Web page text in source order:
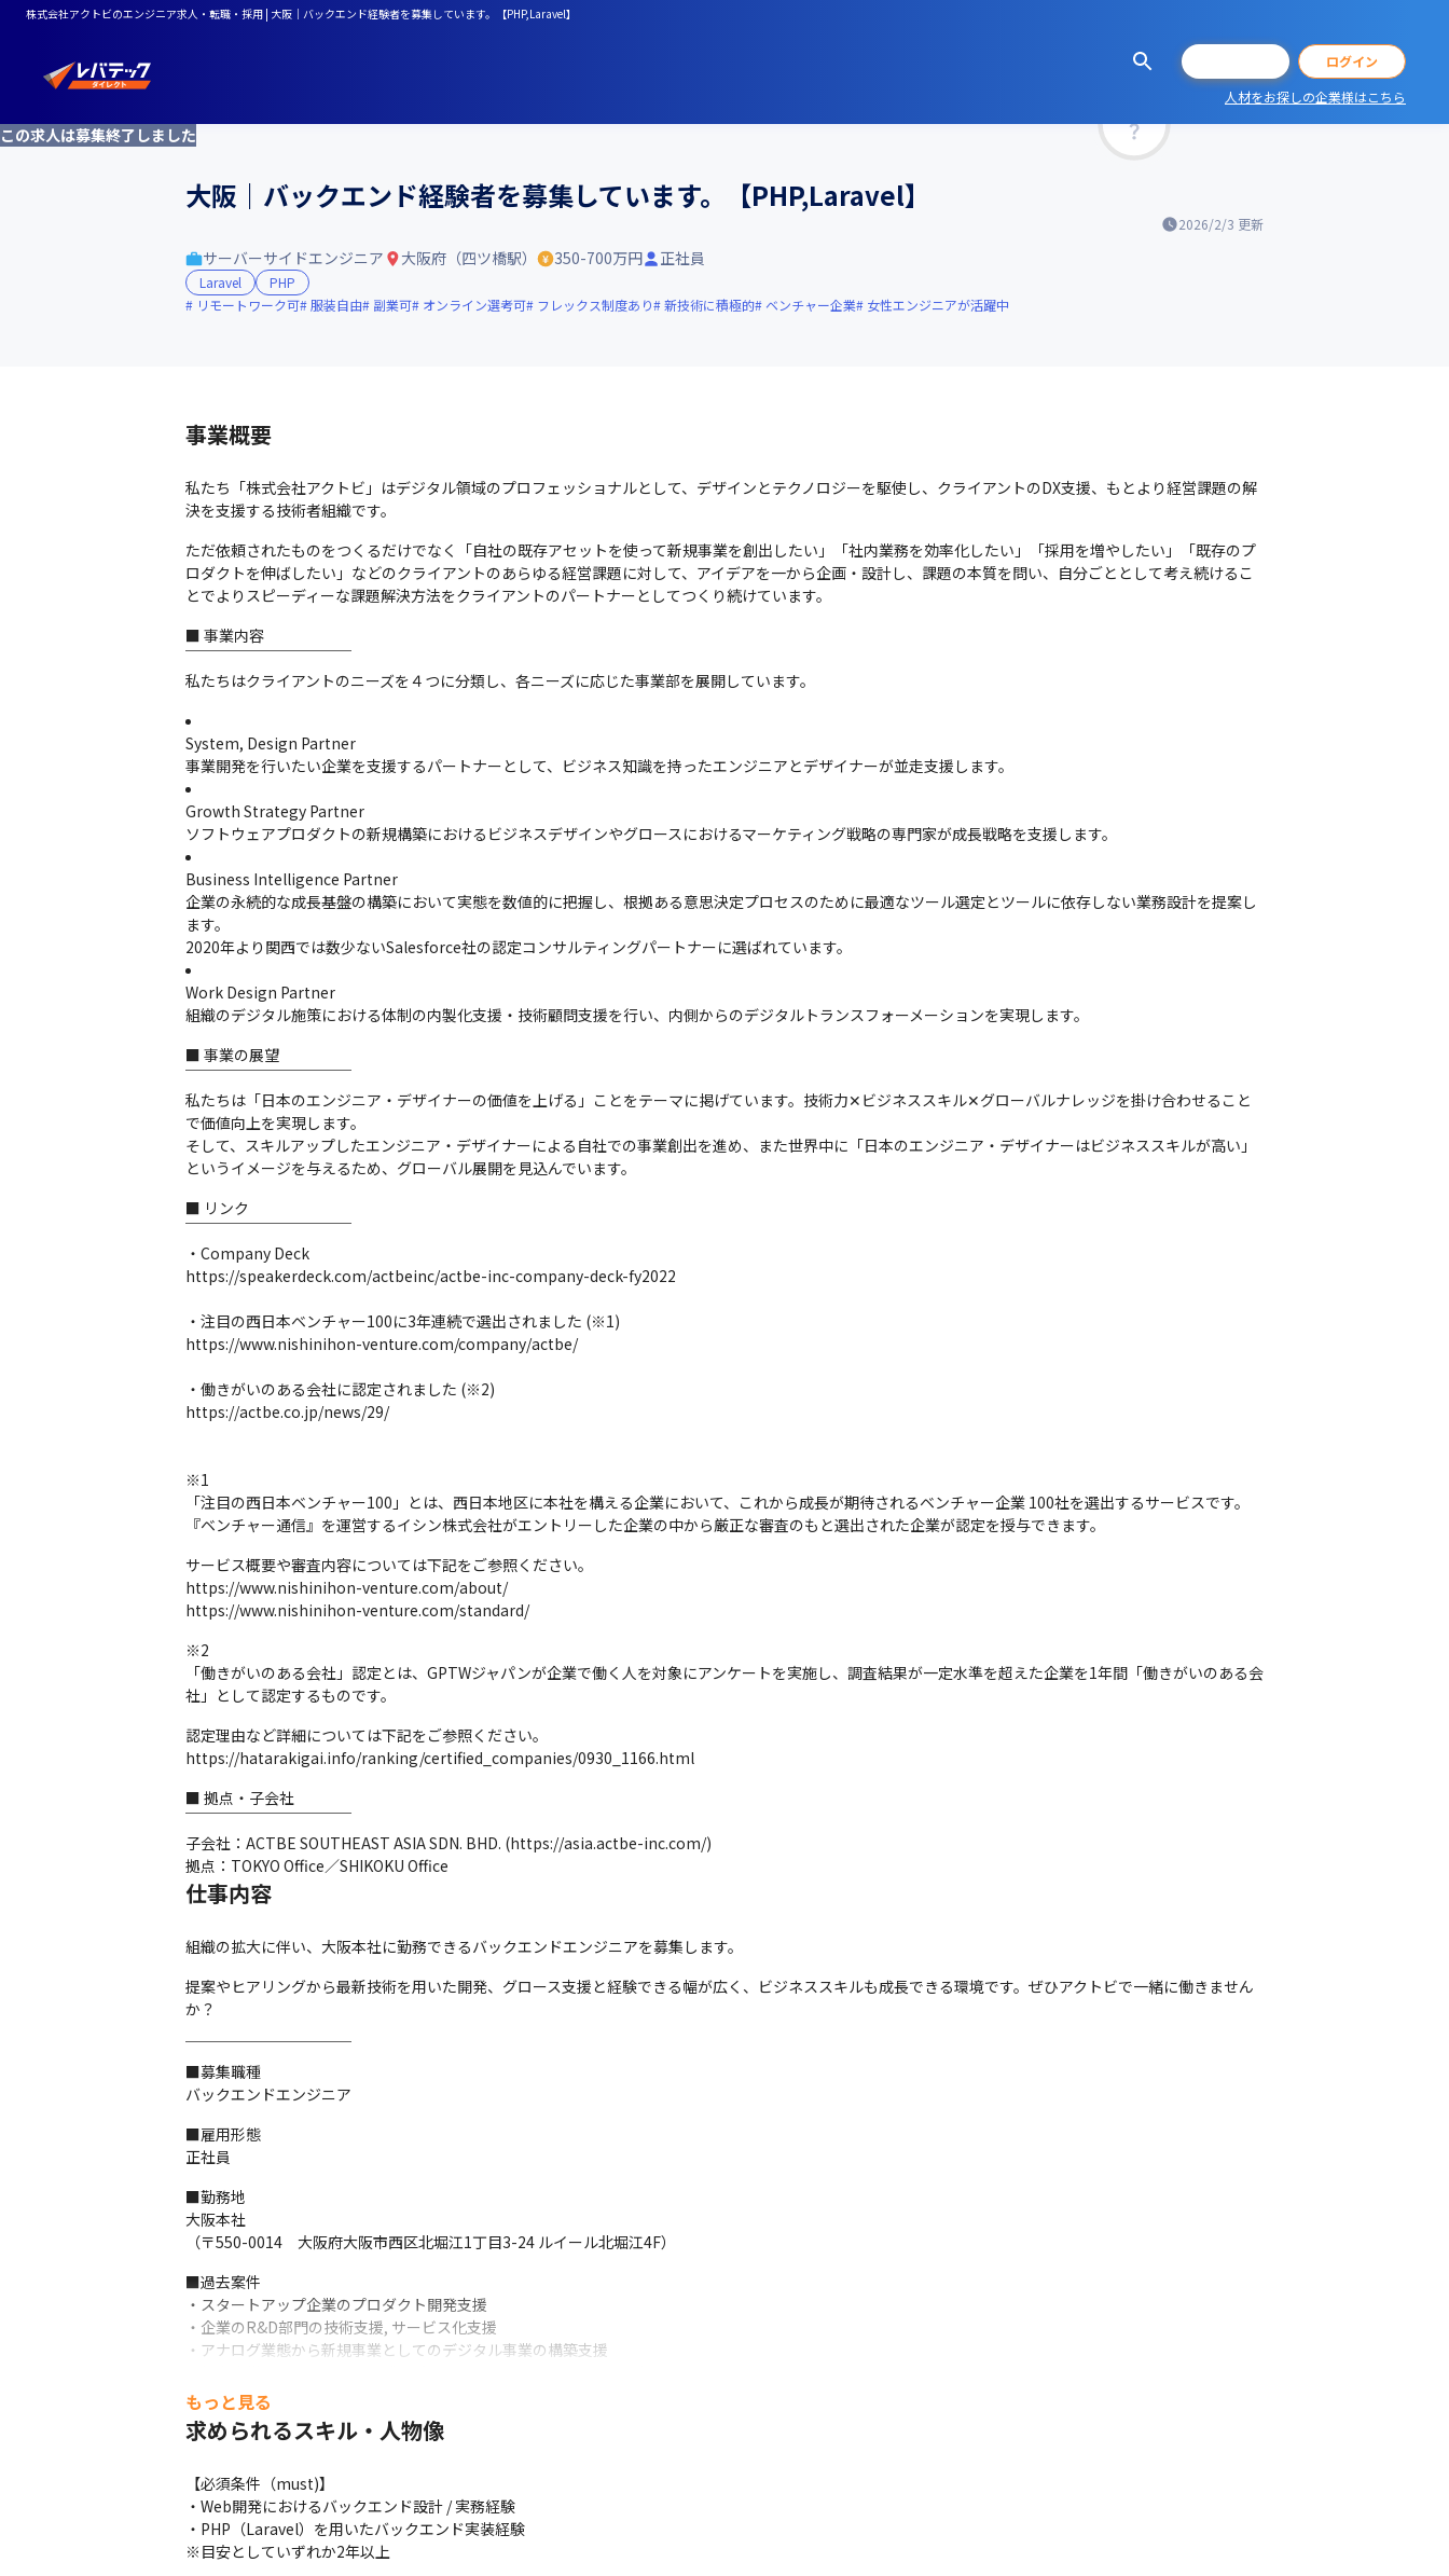
株式会社アクトビのエンジニア求人・転職・採用 | 大阪｜バックエンド経験者を募集しています。【PHP,Laravel】
ログイン
人材をお探しの企業様はこちら
この求人は募集終了しました
大阪｜バックエンド経験者を募集しています。【PHP,Laravel】
2026/2/3 更新
サーバーサイドエンジニア 大阪府（四ツ橋駅） 350-700万円 正社員
Laravel
PHP
リモートワーク可 服装自由 副業可 オンライン選考可 フレックス制度あり 新技術に積極的 ベンチャー企業 女性エンジニアが活躍中
事業概要
私たち「株式会社アクトビ」はデジタル領域のプロフェッショナルとして、デザインとテクノロジーを駆使し、クライアントのDX支援、もとより経営課題の解
決を支援する技術者組織です。
ただ依頼されたものをつくるだけでなく「自社の既存アセットを使って新規事業を創出したい」「社内業務を効率化したい」「採用を増やしたい」「既存のプ
ロダクトを伸ばしたい」などのクライアントのあらゆる経営課題に対して、アイデアを一から企画・設計し、課題の本質を問い、自分ごととして考え続けるこ
とでよりスピーディーな課題解決方法をクライアントのパートナーとしてつくり続けています。
■ 事業内容
￣￣￣￣￣￣￣￣￣￣￣
私たちはクライアントのニーズを４つに分類し、各ニーズに応じた事業部を展開しています。
System, Design Partner
事業開発を行いたい企業を支援するパートナーとして、ビジネス知識を持ったエンジニアとデザイナーが並走支援します。
Growth Strategy Partner
ソフトウェアプロダクトの新規構築におけるビジネスデザインやグロースにおけるマーケティング戦略の専門家が成長戦略を支援します。
Business Intelligence Partner
企業の永続的な成長基盤の構築において実態を数値的に把握し、根拠ある意思決定プロセスのために最適なツール選定とツールに依存しない業務設計を提案し
ます。
2020年より関西では数少ないSalesforce社の認定コンサルティングパートナーに選ばれています。
Work Design Partner
組織のデジタル施策における体制の内製化支援・技術顧問支援を行い、内側からのデジタルトランスフォーメーションを実現します。
■ 事業の展望
￣￣￣￣￣￣￣￣￣￣￣
私たちは「日本のエンジニア・デザイナーの価値を上げる」ことをテーマに掲げています。技術力✕ビジネススキル✕グローバルナレッジを掛け合わせること
で価値向上を実現します。
そして、スキルアップしたエンジニア・デザイナーによる自社での事業創出を進め、また世界中に「日本のエンジニア・デザイナーはビジネススキルが高い」
というイメージを与えるため、グローバル展開を見込んでいます。
■ リンク
￣￣￣￣￣￣￣￣￣￣￣
・Company Deck
https://speakerdeck.com/actbeinc/actbe-inc-company-deck-fy2022
・注目の西日本ベンチャー100に3年連続で選出されました (※1)
https://www.nishinihon-venture.com/company/actbe/
・働きがいのある会社に認定されました (※2)
https://actbe.co.jp/news/29/
※1
「注目の西日本ベンチャー100」とは、西日本地区に本社を構える企業において、これから成長が期待されるベンチャー企業 100社を選出するサービスです。
『ベンチャー通信』を運営するイシン株式会社がエントリーした企業の中から厳正な審査のもと選出された企業が認定を授与できます。
サービス概要や審査内容については下記をご参照ください。
https://www.nishinihon-venture.com/about/
https://www.nishinihon-venture.com/standard/
※2
「働きがいのある会社」認定とは、GPTWジャパンが企業で働く人を対象にアンケートを実施し、調査結果が一定水準を超えた企業を1年間「働きがいのある会
社」として認定するものです。
認定理由など詳細については下記をご参照ください。
https://hatarakigai.info/ranking/certified_companies/0930_1166.html
■ 拠点・子会社
￣￣￣￣￣￣￣￣￣￣￣
子会社：ACTBE SOUTHEAST ASIA SDN. BHD. (https://asia.actbe-inc.com/)
拠点：TOKYO Office／SHIKOKU Office
仕事内容
組織の拡大に伴い、大阪本社に勤務できるバックエンドエンジニアを募集します。
提案やヒアリングから最新技術を用いた開発、グロース支援と経験できる幅が広く、ビジネススキルも成長できる環境です。ぜひアクトビで一緒に働きません
か？
￣￣￣￣￣￣￣￣￣￣￣
■募集職種
バックエンドエンジニア
■雇用形態
正社員
■勤務地
大阪本社
（〒550-0014　大阪府大阪市西区北堀江1丁目3-24 ルイール北堀江4F）
■過去案件
・スタートアップ企業のプロダクト開発支援
・企業のR&D部門の技術支援, サービス化支援
・アナログ業態から新規事業としてのデジタル事業の構築支援
・美容商材申し込みシステム開発 (Vue, Laravel)
・マッチングサービス開発
・複合施設ブランドサイト制作、美容商材ECサイト制作等...
■仕事の醍醐味
私たちがソフトウェア開発を行う中で大切にしているのは「何のためのソフトウェアなのか」という目的をプロジェクトメンバー全員が理解しながら開発を行
うことです。
もっと見る
求められるスキル・人物像
【必須条件（must)】
・Web開発におけるバックエンド設計 / 実務経験
・PHP（Laravel）を用いたバックエンド実装経験
※目安としていずれか2年以上